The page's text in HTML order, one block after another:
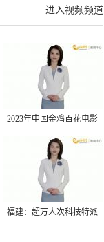
阶段活动在福州举行
进入视频频道
2023年中国金鸡百花电影
节有福电影巡展31日启动
福建：超万人次科技特派